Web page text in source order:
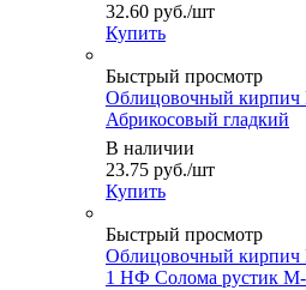
32.60 руб./шт
Купить
Быстрый просмотр
Облицовочный
Абрикосовый гладкий
В наличии
23.75 руб./шт
Купить
Быстрый просмотр
Облицовочный кирпич
1 НФ Солома рустик